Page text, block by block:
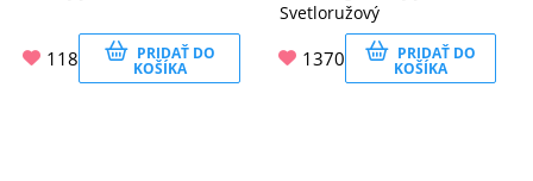
118 PRIDAŤ DO
KOŠÍKA
Svetloružový
1370 PRIDAŤ DO
KOŠÍKA